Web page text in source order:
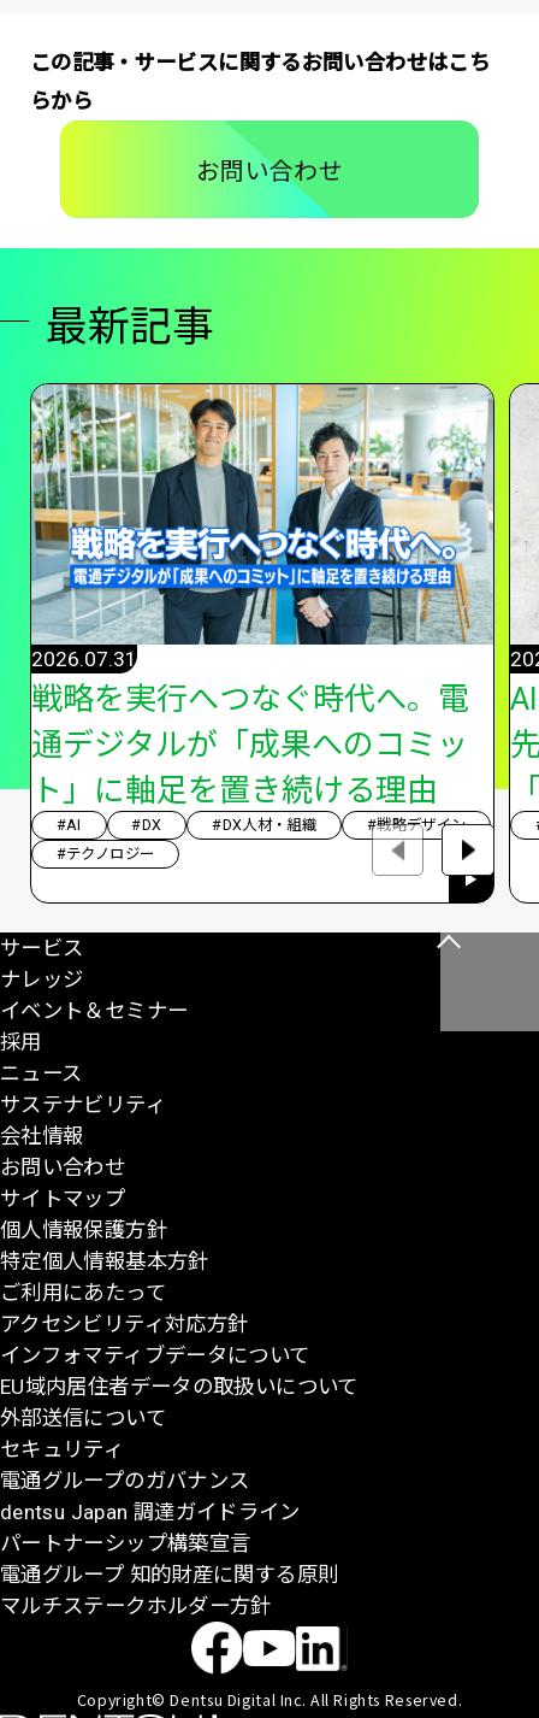
この記事・サービスに関するお問い合わせはこち
らから
お問い合わせ
最新記事
戦略を実行へつなぐ時代へ。電
通デジタルが「成果へのコミッ
ト」に軸足を置き続ける理由
2026.07.31
#AI #DX #DX人材・組織
#戦略デザイン
#テクノロジー
こ
サービス
ナレッジ
イベント＆セミナー
採用
ニュース
サステナビリティ
会社情報
お問い合わせ
サイトマップ
個人情報保護方針
特定個人情報基本方針
ご利用にあたって
アクセシビリティ対応方針
インフォマティブデータについて
EU域内居住者データの取扱いについて
外部送信について
セキュリティ
電通グループのガバナンス
dentsu Japan 調達ガイドライン
パートナーシップ構築宣言
電通グループ 知的財産に関する原則
マルチステークホルダー方針
Copyright© Dentsu Digital Inc. All Rights Reserved.